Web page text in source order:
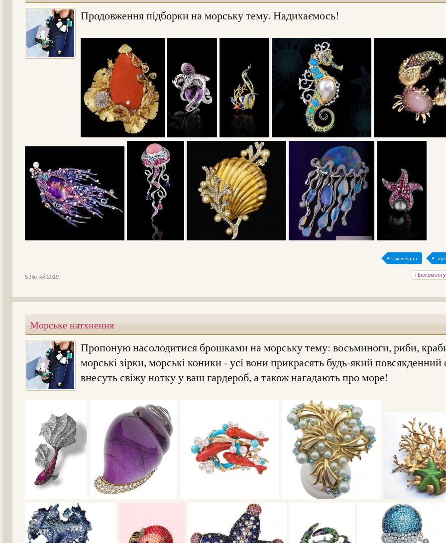
Продовження підборки на морську тему. Надихаємось!
аксесуари
5 Лютий 2019
Морське натхнення
Пропоную насолодитися брошками на морську тему: восьминоги, риби,
морські зірки, морські коники - усі вони прикрасять будь-який повсякденний
внесуть свіжу нотку у ваш гардероб, а також нагадають про море!